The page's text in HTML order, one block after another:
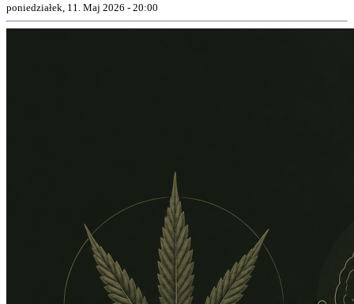
poniedziałek, 11. Maj 2026 - 20:00